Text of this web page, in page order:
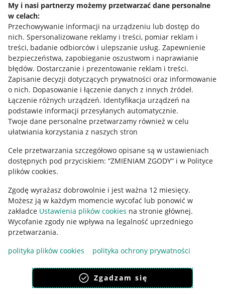
My i nasi partnerzy możemy przetwarzać dane personalne
w celach:
Przechowywanie informacji na urządzeniu lub dostęp do
nich. Spersonalizowane reklamy i treści, pomiar reklam i
treści, badanie odbiorców i ulepszanie usług. Zapewnienie
bezpieczeństwa, zapobieganie oszustwom i naprawianie
błędów. Dostarczanie i prezentowanie reklam i treści.
Zapisanie decyzji dotyczących prywatności oraz informowanie
o nich. Dopasowanie i łączenie danych z innych źródeł.
Łączenie różnych urządzeń. Identyfikacja urządzeń na
podstawie informacji przesyłanych automatycznie.
Twoje dane personalne przetwarzamy również w celu
ułatwiania korzystania z naszych stron
Cele przetwarzania szczegółowo opisane są w ustawieniach
dostępnych pod przyciskiem: “ZMIENIAM ZGODY” i w Polityce
plików cookies.
Zgodę wyrażasz dobrowolnie i jest ważna 12 miesięcy.
Możesz ją w każdym momencie wycofać lub ponowić w
zakładce Ustawienia plików cookies na stronie głównej.
Wycofanie zgody nie wpływa na legalność uprzedniego
przetwarzania.
polityka plików cookies
polityka ochrony prywatności
Zgadzam się
Allegro Gadane dla sprzedających
Allegro Gadane dla kupujących
Mapa miejscowości
Informacje prawne
Regulamin
Polityka plików "cookies"
Ustawienia plików "cookies"
Udostępnianie lokalizacji
Informacje dla Aktu o Usługach Cyfrowych
Pobierz aplikację